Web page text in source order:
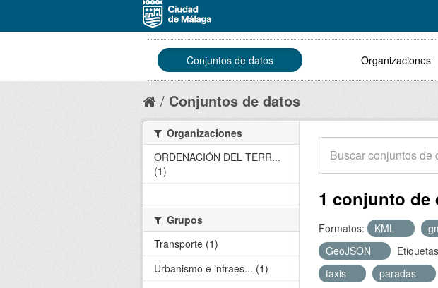
Conjuntos de datos Organizaciones
Conjuntos de datos
1 conjunto de
Formatos: KML
GeoJSON
taxis
paradas
Organizaciones
ORDENACIÓN DEL TERR...
(1)
Grupos
Transporte (1)
Urbanismo e infraes... (1)